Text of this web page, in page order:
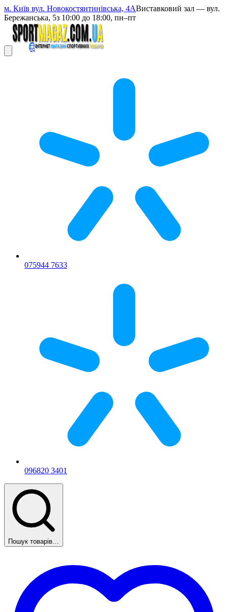
м. Київ вул. Новокостянтинівська, 4АВиставковий зал — вул.
Бережанська, 5з 10:00 до 18:00, пн–пт
075944 7633
096820 3401
Пошук товарів…